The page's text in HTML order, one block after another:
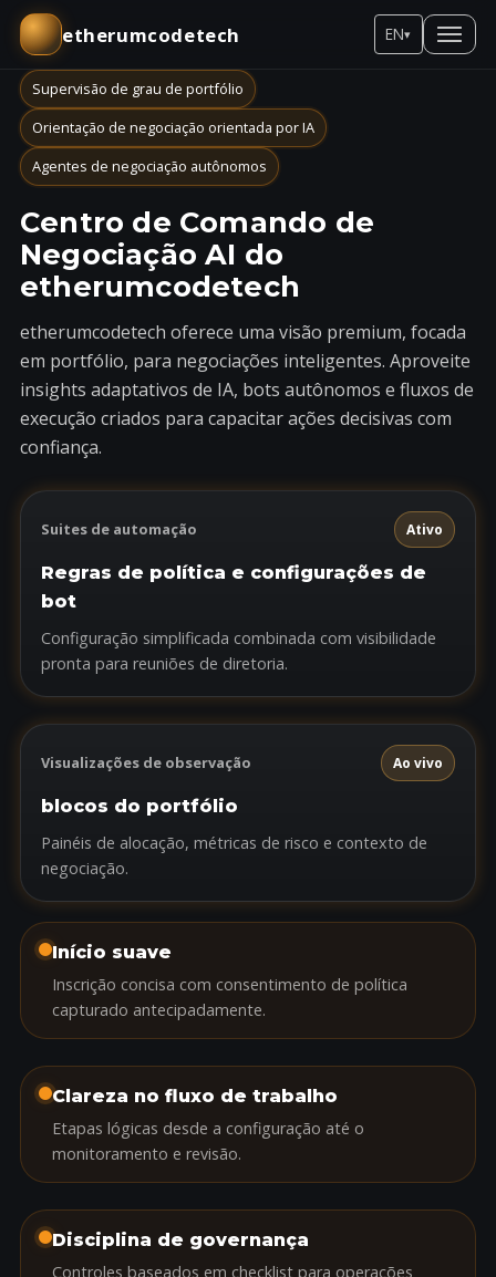
etherumcodetech EN▾
Supervisão de grau de portfólio
Orientação de negociação orientada por IA
Agentes de negociação autônomos
Centro de Comando de
Negociação AI do
etherumcodetech
etherumcodetech oferece uma visão premium, focada
em portfólio, para negociações inteligentes. Aproveite
insights adaptativos de IA, bots autônomos e fluxos de
execução criados para capacitar ações decisivas com
confiança.
Suites de automação Ativo
Regras de política e configurações de
bot
Configuração simplificada combinada com visibilidade
pronta para reuniões de diretoria.
Visualizações de observação Ao vivo
blocos do portfólio
Painéis de alocação, métricas de risco e contexto de
negociação.
Início suave
Inscrição concisa com consentimento de política
capturado antecipadamente.
Clareza no fluxo de trabalho
Etapas lógicas desde a configuração até o
monitoramento e revisão.
Disciplina de governança
Controles baseados em checklist para operações